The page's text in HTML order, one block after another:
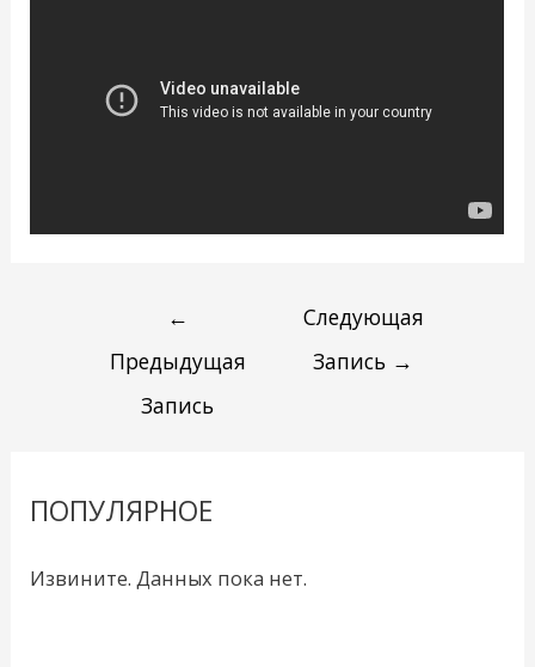
←
Предыдущая
Запись
Следующая
Запись →
ПОПУЛЯРНОЕ
Извините. Данных пока нет.